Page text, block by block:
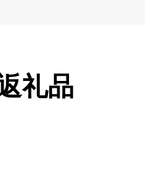
礼品